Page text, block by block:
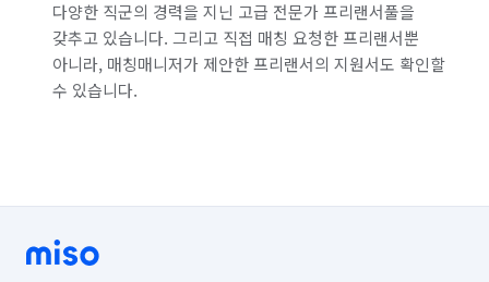
다양한 직군의 경력을 지닌 고급 전문가 프리랜서풀을
갖추고 있습니다. 그리고 직접 매칭 요청한 프리랜서뿐
아니라, 매칭매니저가 제안한 프리랜서의 지원서도 확인할
수 있습니다.